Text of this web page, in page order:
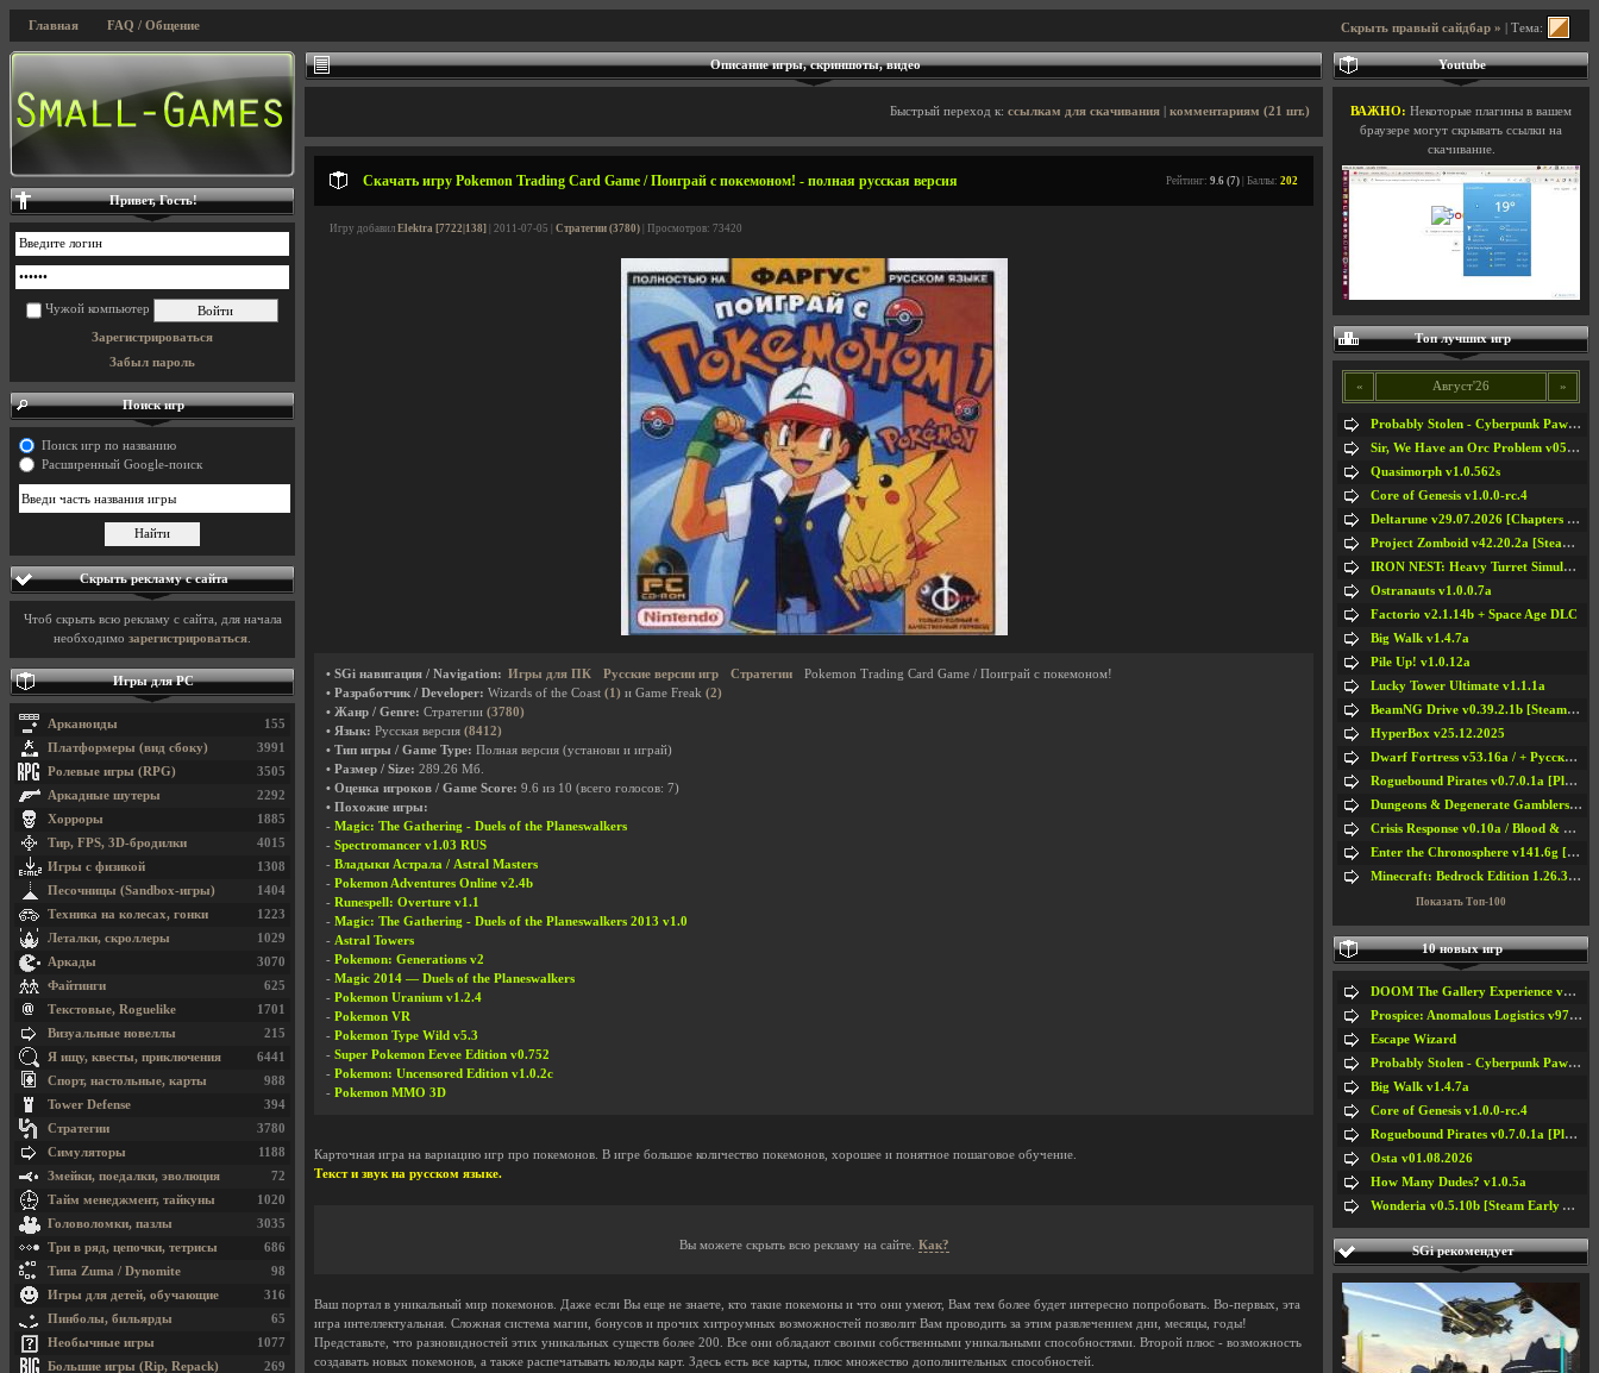
Скрыть правый сайдбар » | Тема:
Главная FAQ / Общение
Описание игры, скриншоты, видео
Быстрый переход к: ссылкам для скачивания комментариям (21 шт.)
Скачать игру Pokemon Trading Card Game / Поиграй с покемоном! - полная русская версия Рейтинг: 9.6 (7) | Баллы: 202
Игру добавил Elektra [7722|138] | 2011-07-05 | Стратегии (3780) | Просмотров: 73420
• SGi навигация / Navigation: Игры для ПК Русские версии игр Стратегии
Pokemon Trading Card Game / Поиграй с покемоном!
• Разработчик / Developer: Wizards of the Coast (1) и Game Freak (2)
• Жанр / Genre: Стратегии (3780)
• Язык: Русская версия (8412)
• Тип игры / Game Type: Полная версия (установи и играй)
• Размер / Size: 289.26 Мб.
• Оценка игроков / Game Score: 9.6 из 10 (всего голосов: 7)
• Похожие игры:
- Magic: The Gathering - Duels of the Planeswalkers
- Spectromancer v1.03 RUS
- Владыки Астрала / Astral Masters
- Pokemon Adventures Online v2.4b
- Runespell: Overture v1.1
- Magic: The Gathering - Duels of the Planeswalkers 2013 v1.0
- Astral Towers
- Pokemon: Generations v2
- Magic 2014 — Duels of the Planeswalkers
- Pokemon Uranium v1.2.4
- Pokemon VR
- Pokemon Type Wild v5.3
- Super Pokemon Eevee Edition v0.752
- Pokemon: Uncensored Edition v1.0.2c
- Pokemon MMO 3D
Карточная игра на вариацию игр про покемонов. В игре большое количество покемонов, хорошее и понятное пошаговое обучение.
Текст и звук на русском языке.
Вы можете скрыть всю рекламу на сайте. Как?
Ваш портал в уникальный мир покемонов. Даже если Вы еще не знаете, кто такие покемоны и что они умеют, Вам тем более будет интересно попробовать. Во-первых, эта
игра интеллектуальная. Сложная система магии, бонусов и прочих хитроумных возможностей позволит Вам проводить за этим развлечением дни, месяцы, годы!
Представьте, что разновидностей этих уникальных существ более 200. Все они обладают своими собственными уникальными способностями. Второй плюс - возможность
создавать новых покемонов, а также распечатывать колоды карт. Здесь есть все карты, плюс множество дополнительных способностей.
Привет, Гость!
Чужой компьютер
Зарегистрироваться
Забыл пароль
Поиск игр
Поиск игр по названию
Расширенный Google-поиск
Скрыть рекламу с сайта
Чтоб скрыть всю рекламу с сайта, для начала
необходимо зарегистрироваться
Игры для PC
155
Арканоиды
3991
Платформеры (вид сбоку)
3505
Ролевые игры (RPG)
2292
Аркадные шутеры
1885
Хорроры
4015
Тир, FPS, 3D-бродилки
1308
Игры с физикой
1404
Песочницы (Sandbox-игры)
1223
Техника на колесах, гонки
1029
Леталки, скроллеры
3070
Аркады
625
Файтинги
1701
Текстовые, Roguelike
215
Визуальные новеллы
6441
Я ищу, квесты, приключения
988
Спорт, настольные, карты
394
Tower Defense
3780
Стратегии
1188
Симуляторы
72
Змейки, поедалки, эволюция
1020
Тайм менеджмент, тайкуны
3035
Головоломки, пазлы
686
Три в ряд, цепочки, тетрисы
98
Типа Zuma / Dynomite
316
Игры для детей, обучающие
65
Пинболы, бильярды
1077
Необычные игры
269
Большие игры (Rip, Repack)
Youtube
ВАЖНО: Некоторые плагины в вашем
браузере могут скрывать ссылки на
скачивание.
Топ лучших игр
« Август'26 »
Probably Stolen - Cyberpunk Pawnshop Simulator v048c [Playtest]
Sir, We Have an Orc Problem v05.08.2026
Quasimorph v1.0.562s
Core of Genesis v1.0.0-rc.4
Deltarune v29.07.2026 [Chapters 1-5] / + RUS [Chapters 1-5]
Project Zomboid v42.20.2a [Steam Early Access]
IRON NEST: Heavy Turret Simulator v1.0a
Ostranauts v1.0.0.7a
Factorio v2.1.14b + Space Age DLC
Big Walk v1.4.7a
Pile Up! v1.0.12a
Lucky Tower Ultimate v1.1.1a
BeamNG Drive v0.39.2.1b [Steam Early Access]
HyperBox v25.12.2025
Dwarf Fortress v53.16a / + Русская Версия v50.12a
Roguebound Pirates v0.7.0.1a [Playtest]
Dungeons & Degenerate Gamblers v2.0.2a
Crisis Response v0.10a / Blood & Bullet
Enter the Chronosphere v141.6g [Steam Early Access]
Minecraft: Bedrock Edition 1.26.33.1a / + TLauncher v2.89
Показать Топ-100
10 новых игр
DOOM The Gallery Experience v1.4.2
Prospice: Anomalous Logistics v97 [Playtest]
Escape Wizard
Probably Stolen - Cyberpunk Pawnshop Simulator v048c [Playtest]
Big Walk v1.4.7a
Core of Genesis v1.0.0-rc.4
Roguebound Pirates v0.7.0.1a [Playtest]
Osta v01.08.2026
How Many Dudes? v1.0.5a
Wonderia v0.5.10b [Steam Early Access]
SGi рекомендует